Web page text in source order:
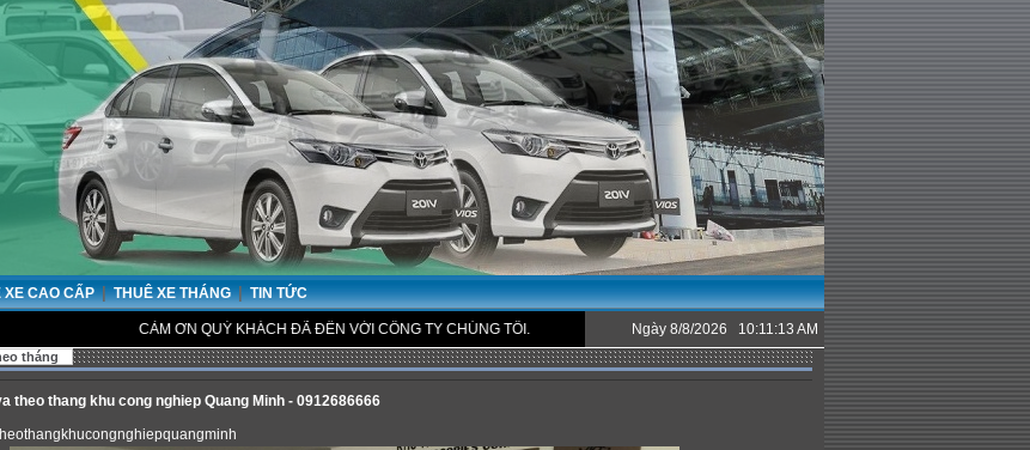
XE CAO CẤP | THUÊ XE THÁNG | TIN TỨC
CẢM ƠN QUÝ KHÁCH ĐÃ ĐẾN VỚI CÔNG TY CHÚNG TÔI. Ngày 8/8/2026 10:11:13 AM
tháng
theo thang khu cong nghiep Quang Minh - 0912686666